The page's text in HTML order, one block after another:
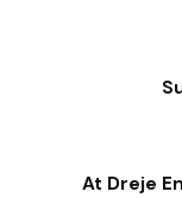
At Dreje